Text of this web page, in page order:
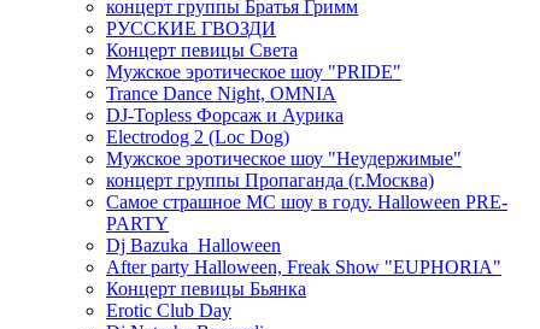
концерт группы Братья Гримм
РУССКИЕ ГВОЗДИ
Концерт певицы Света
Мужское эротическое шоу "PRIDE"
Trance Dance Night, OMNIA
DJ-Topless Форсаж и Аурика
Electrodog 2 (Loc Dog)
Мужское эротическое шоу "Неудержимые"
концерт группы Пропаганда (г.Москва)
Самое страшное МС шоу в году. Halloween PRE-
PARTY
Dj Bazuka_Halloween
After party Halloween, Freak Show "EUPHORIA"
Концерт певицы Бьянка
Erotic Club Day